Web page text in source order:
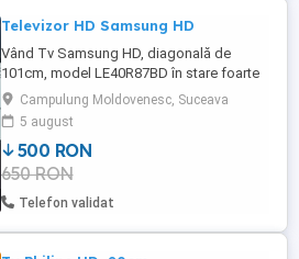
Televizor HD Samsung HD
Vând Tv Samsung HD, diagonală de
101cm, model LE40R87BD în stare foarte
bună de funcționare culori și imaginea
clară, 2 ieșiri scart, 3 HDMI, intrări ieșiri
audio video, AV IN, S audio ieșire căști,
mufă PC, digital audio out optical.
Telecomandă și cabluri incluse. Se poate
monta și pe perete. Nu trimit ...
Campulung Moldovenesc, Suceava
5 august
500 RON
650 RON
Telefon validat